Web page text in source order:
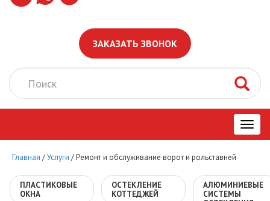
ЗАКАЗАТЬ ЗВОНОК
Главная /Услуги /Ремонт и обслуживание ворот и рольставней
ПЛАСТИКОВЫЕ
ОКНА
ОСТЕКЛЕНИЕ
КОТТЕДЖЕЙ
АЛЮМИНИЕВЫЕ
СИСТЕМЫ